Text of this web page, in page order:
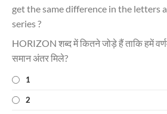
get the same difference in the letters
series ?
HORIZON शब्द में कितने जोड़े हैं ताकि हमें
समान अंतर मिले?
1
2